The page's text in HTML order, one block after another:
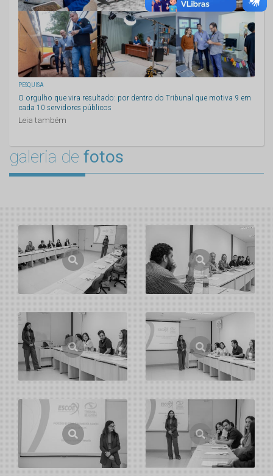
PESQUISA
O orgulho que vira resultado: por dentro do Tribunal que motiva 9 em
cada 10 servidores públicos
Leia também
galeria de fotos